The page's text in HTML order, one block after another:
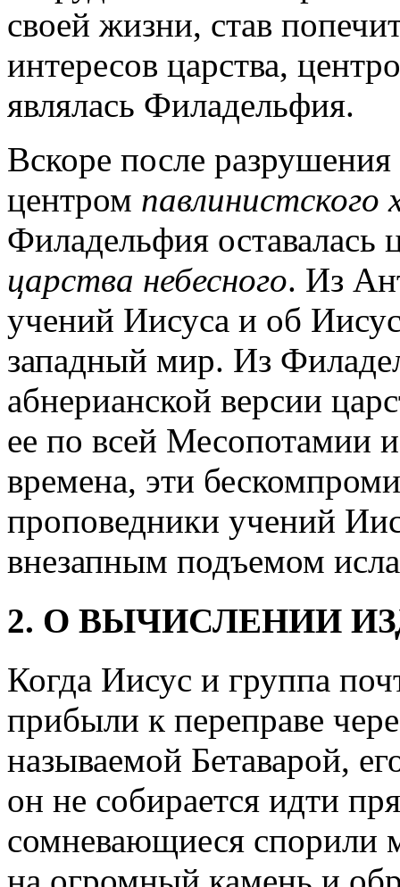
своей жизни, став
интересов царства,
являлась Филадельфия.
Вскоре после
центром
Филадельфия оставалась
царства небесного. Из
учений Иисуса и об
западный мир. Из
абнерианской версии
ее по всей Месопотамии
времена, эти
проповедники учений
внезапным подъемом
2. О ВЫЧИСЛЕНИИ
Когда Иисус и группа
прибыли к переправе
называемой Бетаварой,
он не собирается идти
сомневающиеся спорили